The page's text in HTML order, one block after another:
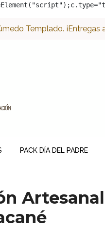
Templado. ¡Entregas
PACK DÍA DEL PADRE